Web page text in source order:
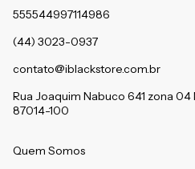
555544997114986
(44) 3023-0937
contato@iblackstore.com.br
Rua Joaquim Nabuco 641 zona 04
87014-100
Quem Somos